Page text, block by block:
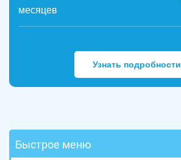
месяцев
Узнать подробности
Быстрое меню